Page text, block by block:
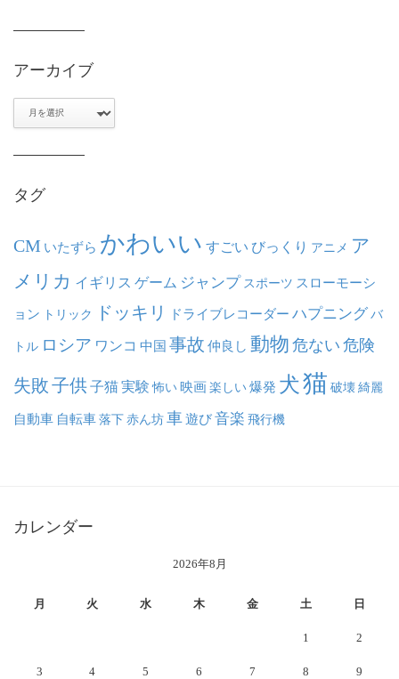
アーカイブ
タグ
CM いたずら かわいい すごい びっくり アニメ ア
メリカ イギリス ゲーム ジャンプ スポーツ スローモーシ
ョン トリック ドッキリ ドライブレコーダー ハプニング バ
トル ロシア ワンコ 中国 事故 仲良し 動物 危ない 危険
失敗子供子猫実験 怖い映画楽しい爆発 犬猫 破壊綺麗
自動車 自転車落下赤ん坊車遊び音楽 飛行機
カレンダー
2026年8月
月 火 水 木 金 土 日
1 2
3 4 5 6 7 8 9